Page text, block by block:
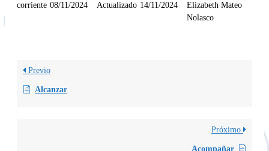
corriente 08/11/2024 Actualizado 14/11/2024
Elizabeth Mateo
Nolasco
Previo
Alcanzar
Próximo
Acompañar